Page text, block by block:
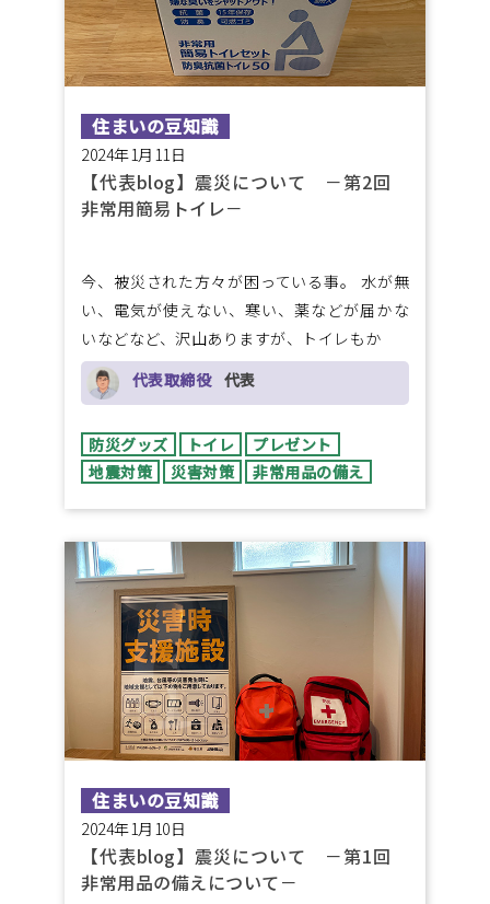
住まいの豆知識
2024年1月11日
【代表blog】震災について －第2回
非常用簡易トイレ－
今、被災された方々が困っている事。 水が無
い、電気が使えない、寒い、薬などが届かな
いなどなど、沢山ありますが、トイレもか
代表取締役 代表
防災グッズ トイレ
プレゼント
地震対策
災害対策 非常用品の備え
住まいの豆知識
2024年1月10日
【代表blog】震災について －第1回
非常用品の備えについて－